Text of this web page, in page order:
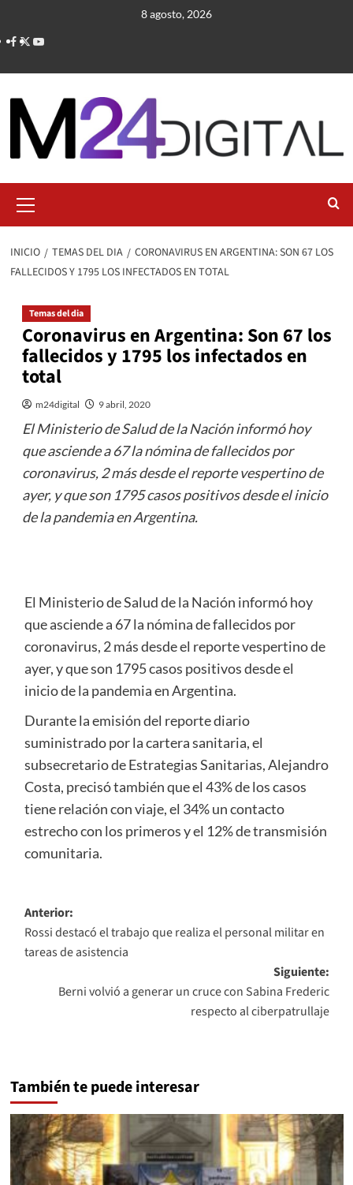
contenido
8 agosto, 2026
primario
INICIO TEMAS DEL DIA
CORONAVIRUS EN ARGENTINA: SON 67 LOS
FALLECIDOS Y 1795 LOS INFECTADOS EN TOTAL
Temas del dia
Coronavirus en Argentina: Son 67 los
fallecidos y 1795 los infectados en
total
m24digital 9 abril, 2020
El Ministerio de Salud de la Nación informó hoy
que asciende a 67 la nómina de fallecidos por
coronavirus, 2 más desde el reporte vespertino de
ayer, y que son 1795 casos positivos desde el inicio
de la pandemia en Argentina.
El Ministerio de Salud de la Nación informó hoy
que asciende a 67 la nómina de fallecidos por
coronavirus, 2 más desde el reporte vespertino de
ayer, y que son 1795 casos positivos desde el
inicio de la pandemia en Argentina.
Durante la emisión del reporte diario
suministrado por la cartera sanitaria, el
subsecretario de Estrategias Sanitarias, Alejandro
Costa, precisó también que el 43% de los casos
tiene relación con viaje, el 34% un contacto
estrecho con los primeros y el 12% de transmisión
comunitaria.
Navegación
de
entradas
Anterior:
Rossi destacó el trabajo que realiza el personal militar en
tareas de asistencia
Siguiente:
Berni volvió a generar un cruce con Sabina Frederic
respecto al ciberpatrullaje
También te puede interesar